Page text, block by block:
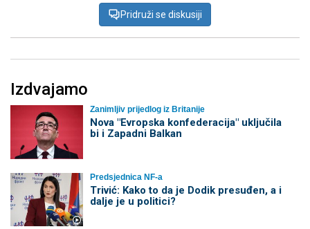
Pridruži se diskusiji
Izdvajamo
Zanimljiv prijedlog iz Britanije
Nova "Evropska konfederacija" uključila
bi i Zapadni Balkan
Predsjednica NF-a
Trivić: Kako to da je Dodik presuđen, a i
dalje je u politici?